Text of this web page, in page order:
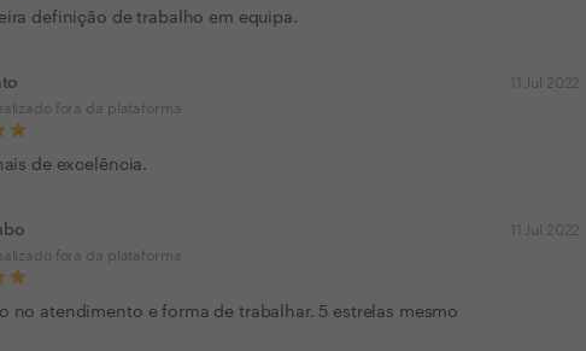
definição de trabalho em equipa.
fora da plataforma
11 Jul 2022
de excelência.
fora da plataforma
11 Jul 2022
no atendimento e forma de trabalhar. 5 estrelas mesmo